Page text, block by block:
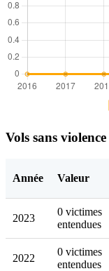
Vols sans
Année Valeur
2023
0 victimes
entendues
2022
0 victimes
entendues